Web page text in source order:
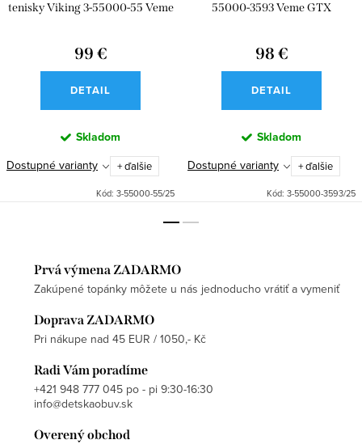
tenisky Viking 3-55000-55 Veme
99 €
DETAIL
Skladom
Dostupné varianty + ďalšie
Kód: 3-55000-55/25
55000-3593 Veme GTX
98 €
DETAIL
Skladom
Dostupné varianty + ďalšie
Kód: 3-55000-3593/25
Prvá výmena ZADARMO
Zakúpené topánky môžete u nás jednoducho vrátiť a vymeniť
Doprava ZADARMO
Pri nákupe nad 45 EUR / 1050,- Kč
Radi Vám poradíme
+421 948 777 045 po - pi 9:30-16:30
info@detskaobuv.sk
Overený obchod